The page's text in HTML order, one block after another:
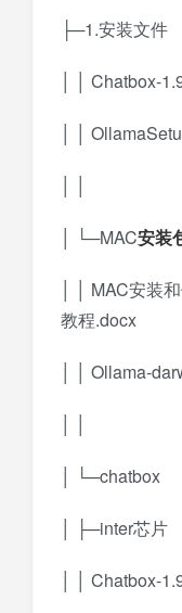
├─1.安装文件
│ │ Chatbox-
│ │
│ └─MAC安装
│ │ MAC安装
教程.docx
│ │ Ollama-
│ └─chatbox
│ ├─inter芯片
│ │ Chatbox-